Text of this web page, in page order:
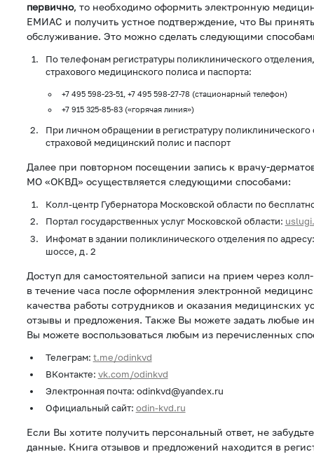
первично, то необходимо оформить электронную
ЕМИАС и получить устное подтверждение, что Вы
обслуживание. Это можно сделать следующими
По телефонам регистратуры поликлинического
страхового медицинского полиса и паспорта:
+7 495 598-23-51, +7 495 598-27-78 (стационарный телефон)
+7 915 325-85-83 («горячая линия»)
При личном обращении в регистратуру поликлинического
страховой медицинский полис и паспорт
Далее при повторном посещении запись к врачу-
МО «ОКВД» осуществляется следующими способами:
Колл-центр Губернатора Московской области по
Портал государственных услуг Московской области:
Инфомат в здании поликлинического отделения по
шоссе, д. 2
Доступ для самостоятельной записи на прием через
в течение часа после оформления электронной
качества работы сотрудников и оказания медицинских
отзывы и предложения. Также Вы можете задать любые
Вы можете воспользоваться любым из перечисленных
Телеграм: t.me/odinkvd
ВКонтакте: vk.com/odinkvd
Электронная почта: odinkvd@yandex.ru
Официальный сайт: odin-kvd.ru
Если Вы хотите получить персональный ответ, не
данные. Книга отзывов и предложений находится в